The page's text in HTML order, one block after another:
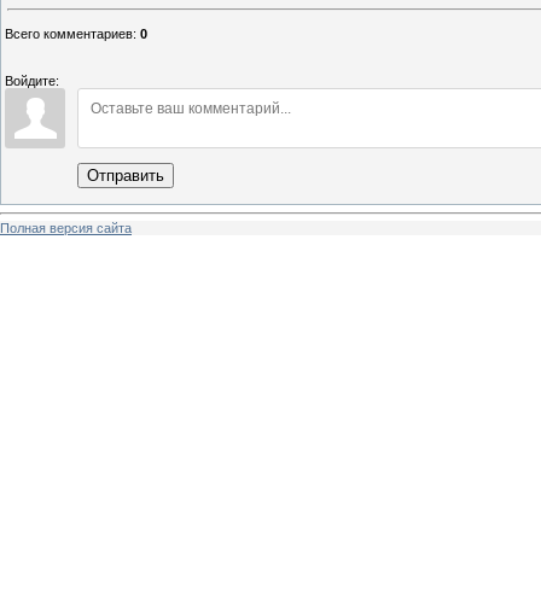
Всего комментариев: 0
Войдите:
Отправить
Полная версия сайта